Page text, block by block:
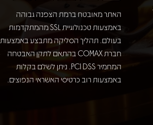
האתר מאובטח ברמת הצפנה גבוהה
באמצעות טכנולוגיית SSL מהמתקדמות
בעולם. תהליך הסליקה מתבצע באמצעות
חברת COMAX בהתאם לתקן האבטחה
המחמיר PCI DSS. ניתן לשלם בקלות
באמצעות רוב כרטיסי האשראי הנפוצים.